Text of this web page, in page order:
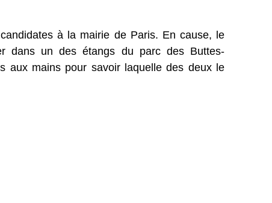
à la mairie de Paris. En cause, le
dans un des étangs du parc des Buttes-
aux mains pour savoir laquelle des deux le